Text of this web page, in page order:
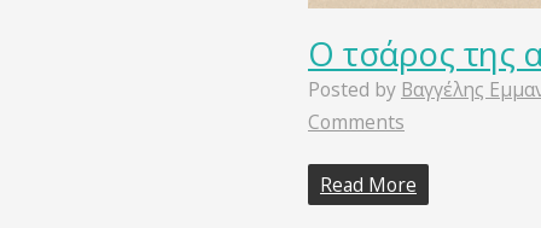
Ο τσάρος της
Posted by Βαγγέλης
Comments
Read More